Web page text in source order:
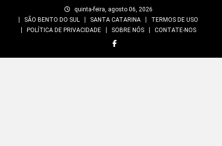
quinta-feira, agosto 06, 2026
SÃO BENTO DO SUL
SANTA CATARINA
TERMOS DE USO
POLÍTICA DE PRIVACIDADE
SOBRE NÓS CONTATE-NOS